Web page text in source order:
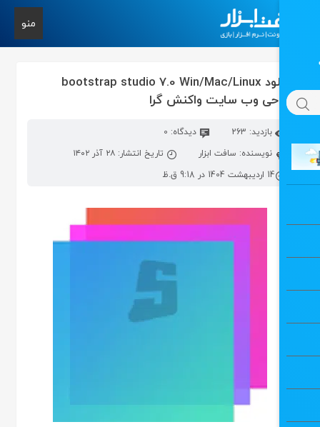
دانلود bootstrap studio 7.0 Win/Mac/Linux
وب سایت واکنش گرا
دیدگاه: 0
نویسنده: سافت ابزار
تاریخ انتشار: ۲۸ آذر ۱۴۰۲
14 اردیبهشت 1404 در 9:18 ق.ظ